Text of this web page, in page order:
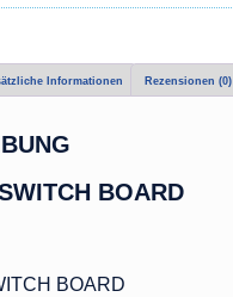
Informationen Rezensionen (0)
BOARD
BOARD